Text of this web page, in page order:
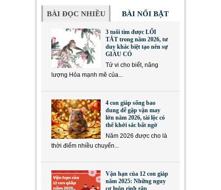
BÀI ĐỌC NHIỀU BÀI NỔI BẬT
3 tuổi tìm được LỐI
TẮT trong năm 2026, tư
duy khác biệt tạo nên sự
GIÀU CÓ
Tử vi cho biết, năng
lượng Hỏa mạnh mẽ của...
4 con giáp sống bao
dung dễ gặp vận may
lớn năm 2026, tài lộc có
thể khởi sắc bất ngờ
Năm 2026 được cho là
thời điểm nhiều chuyển...
Vận hạn của 12 con giáp
năm 2025: Những nguy